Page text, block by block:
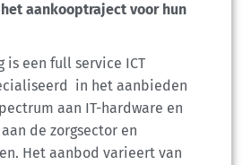
aankooptraject voor hun
een full service ICT
in het aanbieden
aan IT-hardware en
de zorgsector en
Het aanbod varieert van